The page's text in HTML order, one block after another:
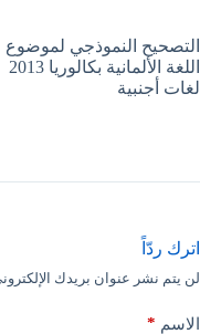
التصحيح النموذجي لموضوع
اللغة الألمانية بكالوريا 2013
لغات أجنبية
اترك ردّاً
لن يتم نشر عنوان بريدك
الاسم *